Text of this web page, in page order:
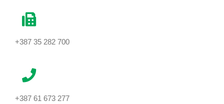
+387 35 282 700
+387 61 673 277